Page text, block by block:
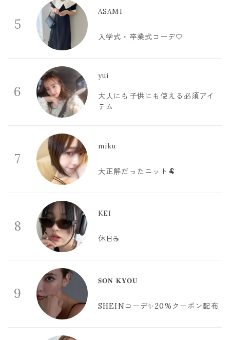
5
ASAMI
入学式・卒業式コーデ🤍
6
yui
大人にも子供にも使える必須アイ
テム
7
miku
大正解だったニット🐏
8
KEI
休日☕️
9
𝐒𝐎𝐍 𝐊𝐘𝐎𝐔
SHEINコーデ✨20%クーポン配布